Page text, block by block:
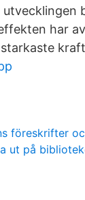
har
föreskrifter
ut på